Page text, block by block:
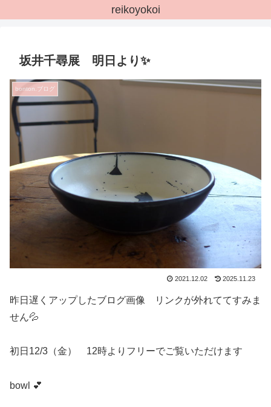
reikoyokoi
坂井千尋展 明日より✨
bonton.ブログ
2021.12.02 2025.11.23
昨日遅くアップしたブログ画像 リンクが外れててすみま
せん💦
初日12/3（金） 12時よりフリーでご覧いただけます
bowl 💕